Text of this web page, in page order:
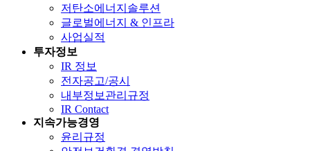
저탄소에너지솔루션
글로벌에너지 & 인프라
사업실적
투자정보
IR 정보
전자공고/공시
내부정보관리규정
IR Contact
지속가능경영
윤리규정